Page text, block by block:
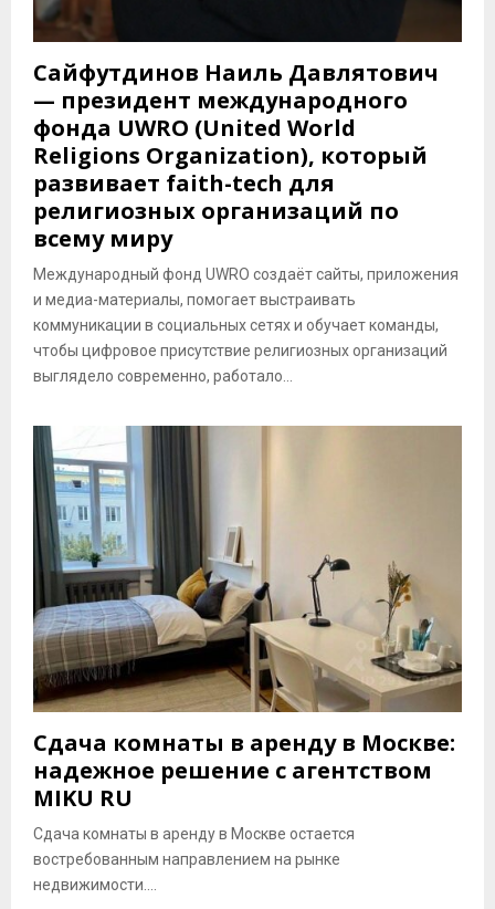
Сайфутдинов Наиль Давлятович
— президент международного
фонда UWRO (United World
Religions Organization), который
развивает faith-tech для
религиозных организаций по
всему миру
Международный фонд UWRO создаёт сайты, приложения
и медиа-материалы, помогает выстраивать
коммуникации в социальных сетях и обучает команды,
чтобы цифровое присутствие религиозных организаций
выглядело современно, работало...
Сдача комнаты в аренду в Москве:
надежное решение с агентством
MIKU RU
Сдача комнаты в аренду в Москве остается
востребованным направлением на рынке
недвижимости....